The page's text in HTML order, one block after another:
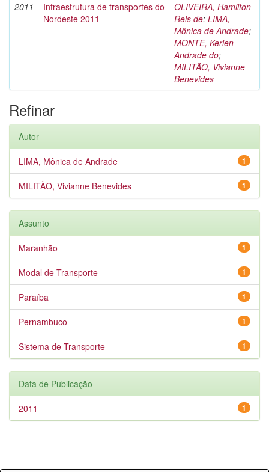
2011
Infraestrutura de transportes do
Nordeste 2011
OLIVEIRA, Hamilton
Reis de; LIMA,
Mônica de Andrade;
MONTE, Kerlen
Andrade do;
MILITÃO, Vivianne
Benevides
Refinar
Autor
1
LIMA, Mônica de Andrade
1
MILITÃO, Vivianne Benevides
Assunto
1
Maranhão
1
Modal de Transporte
1
Paraíba
1
Pernambuco
1
Sistema de Transporte
Data de Publicação
1
2011